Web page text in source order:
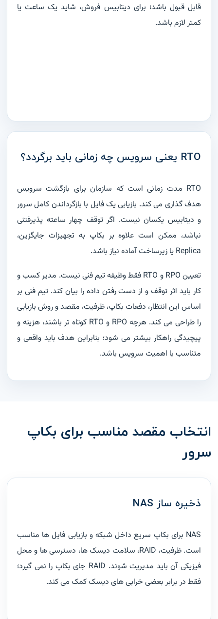
قابل قبول باشد؛ برای دیتابیس فروش، شاید یک ساعت یا
کمتر لازم باشد.
RTO یعنی سرویس چه زمانی باید برگردد؟
RTO مدت زمانی است که سازمان برای بازگشت سرویس
هدف گذاری می کند. بازیابی یک فایل با بازگرداندن کامل سرور
و دیتابیس یکسان نیست. اگر توقف چهار ساعته پذیرفتنی
نباشد، ممکن است علاوه بر بکاپ به تجهیزات جایگزین،
Replica یا زیرساخت آماده نیاز باشد.
تعیین RPO و RTO فقط وظیفه تیم فنی نیست. مدیر کسب و
کار باید اثر توقف و از دست رفتن داده را بیان کند. تیم فنی بر
اساس این انتظار، دفعات بکاپ، ظرفیت، مقصد و روش بازیابی
را طراحی می کند. هرچه RPO و RTO کوتاه تر باشند، هزینه و
پیچیدگی راهکار بیشتر می شود؛ بنابراین هدف باید واقعی و
متناسب با اهمیت سرویس باشد.
انتخاب مقصد مناسب برای بکاپ
سرور
ذخیره ساز NAS
NAS برای بکاپ سریع داخل شبکه و بازیابی فایل ها مناسب
است. ظرفیت، RAID، سلامت دیسک ها، دسترسی ها و محل
فیزیکی آن باید مدیریت شوند. RAID جای بکاپ را نمی گیرد؛
فقط در برابر بعضی خرابی های دیسک کمک می کند.